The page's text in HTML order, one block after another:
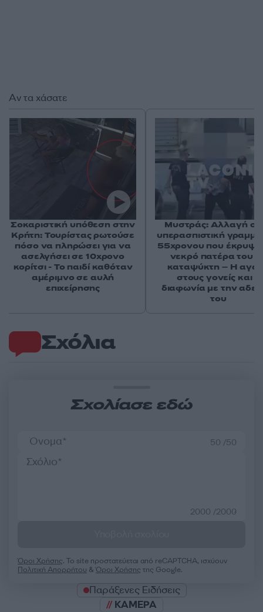
Σχόλια
Σχολίασε εδώ
50 /50
2000 /2000
Όροι Χρήσης. Το site προστατεύεται από reCAPTCHA, ισχύουν
Πολιτική Απορρήτου &Όροι Χρήσης της Google.
Παράξενες Ειδήσεις
ΚΑΜΕΡΑ
Αν τα χάσατε
Σοκαριστική υπόθεση στην
Κρήτη: Τουρίστας ρωτούσε
πόσο να πληρώσει για να
ασελγήσει σε 10χρονο
κορίτσι - Το παιδί καθόταν
αμέριμνο σε αυλή
επιχείρησης
Μυστράς: Αλλαγή
υπερασπιστική
55χρονου που έκρυψε
νεκρό πατέρα του
καταψύκτη – Η
στους γονείς και η
διαφωνία με την
του